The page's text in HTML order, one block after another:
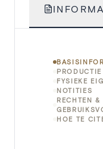
FYSIEKE
NOTITIES
RECHTEN &
HOE TE